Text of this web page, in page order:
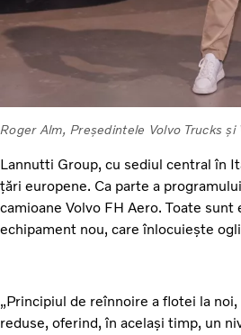
Roger Alm, Președintele Volvo Trucks
Lannutti Group, cu sediul central în
țări europene. Ca parte a
camioane Volvo FH Aero. Toate
echipament nou, care înlocuiește
„Principiul de reînnoire a flotei la
reduse, oferind, în același timp, un